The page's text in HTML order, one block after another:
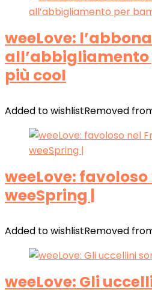
weeLove:
più cool
Added to wishlistRemoved
weeLove:
weeSpring |
Added to wishlistRemoved
weeLove: Gli